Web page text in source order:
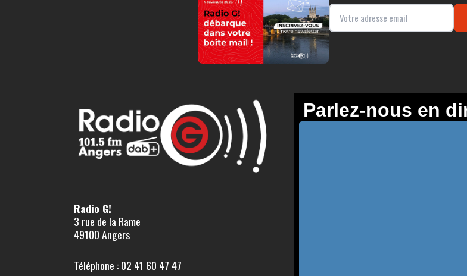
Radio G!
3 rue de la Rame
49100 Angers
Téléphone : 02 41 60 47 47